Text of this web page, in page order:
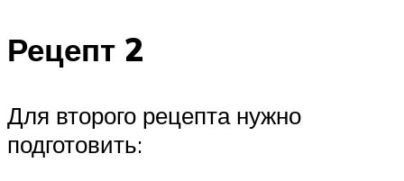
Рецепт 2
Для второго рецепта нужно
подготовить: